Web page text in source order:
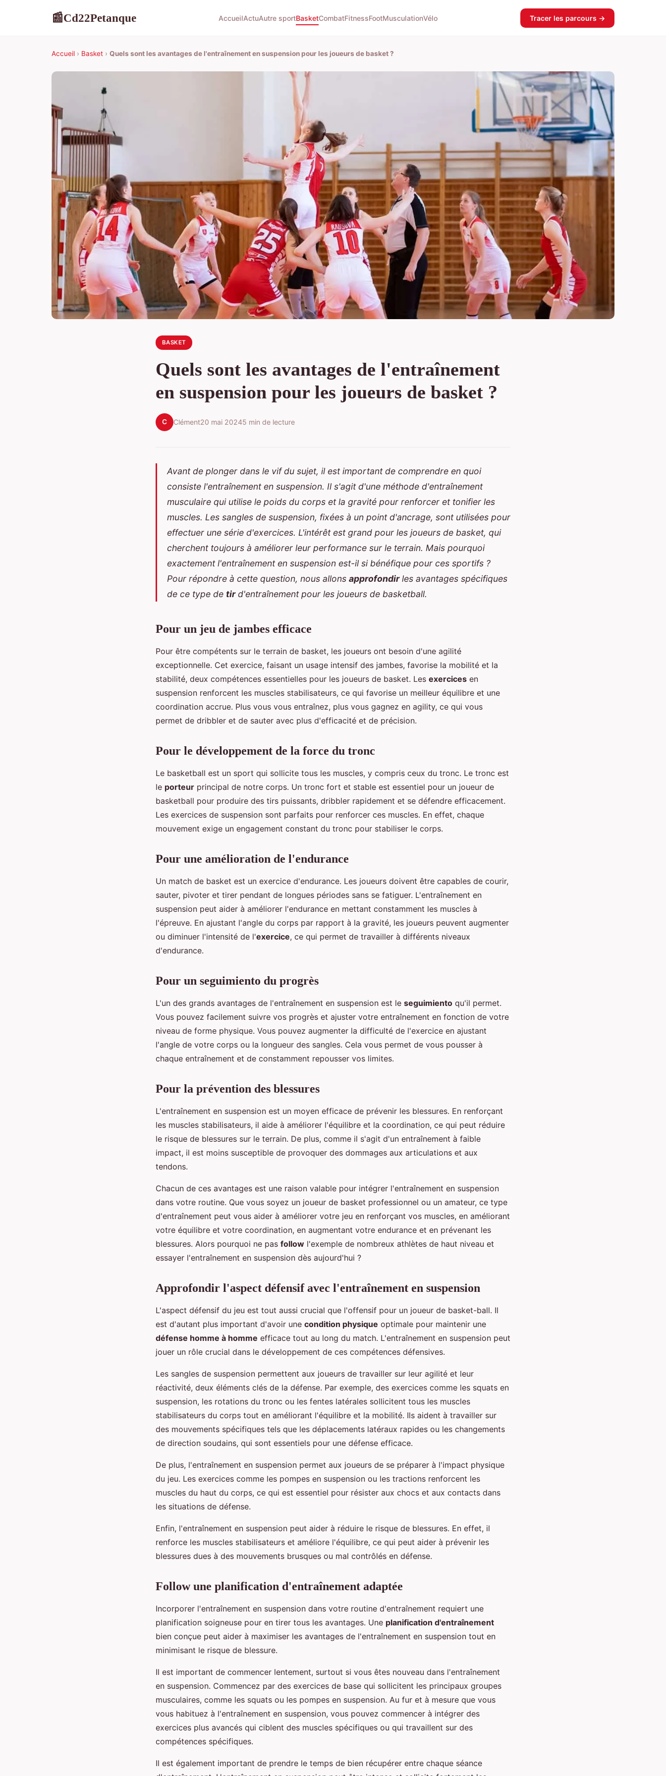
📰Cd22Petanque AccueilActuAutre sportBasketCombatFitnessFootMusculationVélo Tracer les parcours →
Accueil › Basket › Quels sont les avantages de l'entraînement en suspension pour les joueurs de basket ?
BASKET
Quels sont les avantages de l'entraînement
en suspension pour les joueurs de basket ?
C Clément20 mai 20245 min de lecture
Avant de plonger dans le vif du sujet, il est important de comprendre en quoi
consiste l'entraînement en suspension. Il s'agit d'une méthode d'entraînement
musculaire qui utilise le poids du corps et la gravité pour renforcer et tonifier les
muscles. Les sangles de suspension, fixées à un point d'ancrage, sont utilisées pour
effectuer une série d'exercices. L'intérêt est grand pour les joueurs de basket, qui
cherchent toujours à améliorer leur performance sur le terrain. Mais pourquoi
exactement l'entraînement en suspension est-il si bénéfique pour ces sportifs ?
Pour répondre à cette question, nous allons approfondirles avantages spécifiques
de ce type de tird'entraînement pour les joueurs de basketball.
Pour un jeu de jambes efficace
Pour être compétents sur le terrain de basket, les joueurs ont besoin d'une agilité
exceptionnelle. Cet exercice, faisant un usage intensif des jambes, favorise la mobilité et la
stabilité, deux compétences essentielles pour les joueurs de basket. Les exercices en
suspension renforcent les muscles stabilisateurs, ce qui favorise un meilleur équilibre et une
coordination accrue. Plus vous vous entraînez, plus vous gagnez en agility, ce qui vous
permet de dribbler et de sauter avec plus d'efficacité et de précision.
Pour le développement de la force du tronc
Le basketball est un sport qui sollicite tous les muscles, y compris ceux du tronc. Le tronc est
le porteur principal de notre corps. Un tronc fort et stable est essentiel pour un joueur de
basketball pour produire des tirs puissants, dribbler rapidement et se défendre efficacement.
Les exercices de suspension sont parfaits pour renforcer ces muscles. En effet, chaque
mouvement exige un engagement constant du tronc pour stabiliser le corps.
Pour une amélioration de l'endurance
Un match de basket est un exercice d'endurance. Les joueurs doivent être capables de courir,
sauter, pivoter et tirer pendant de longues périodes sans se fatiguer. L'entraînement en
suspension peut aider à améliorer l'endurance en mettant constamment les muscles à
l'épreuve. En ajustant l'angle du corps par rapport à la gravité, les joueurs peuvent augmenter
ou diminuer l'intensité de l'exercice, ce qui permet de travailler à différents niveaux
d'endurance.
Pour un seguimiento du progrès
L'un des grands avantages de l'entraînement en suspension est le seguimiento qu'il permet.
Vous pouvez facilement suivre vos progrès et ajuster votre entraînement en fonction de votre
niveau de forme physique. Vous pouvez augmenter la difficulté de l'exercice en ajustant
l'angle de votre corps ou la longueur des sangles. Cela vous permet de vous pousser à
chaque entraînement et de constamment repousser vos limites.
Pour la prévention des blessures
L'entraînement en suspension est un moyen efficace de prévenir les blessures. En renforçant
les muscles stabilisateurs, il aide à améliorer l'équilibre et la coordination, ce qui peut réduire
le risque de blessures sur le terrain. De plus, comme il s'agit d'un entraînement à faible
impact, il est moins susceptible de provoquer des dommages aux articulations et aux
tendons.
Chacun de ces avantages est une raison valable pour intégrer l'entraînement en suspension
dans votre routine. Que vous soyez un joueur de basket professionnel ou un amateur, ce type
d'entraînement peut vous aider à améliorer votre jeu en renforçant vos muscles, en améliorant
votre équilibre et votre coordination, en augmentant votre endurance et en prévenant les
blessures. Alors pourquoi ne pas follow l'exemple de nombreux athlètes de haut niveau et
essayer l'entraînement en suspension dès aujourd'hui ?
Approfondir l'aspect défensif avec l'entraînement en suspension
L'aspect défensif du jeu est tout aussi crucial que l'offensif pour un joueur de basket-ball. Il
est d'autant plus important d'avoir une condition physique optimale pour maintenir une
défense homme à homme efficace tout au long du match. L'entraînement en suspension peut
jouer un rôle crucial dans le développement de ces compétences défensives.
Les sangles de suspension permettent aux joueurs de travailler sur leur agilité et leur
réactivité, deux éléments clés de la défense. Par exemple, des exercices comme les squats en
suspension, les rotations du tronc ou les fentes latérales sollicitent tous les muscles
stabilisateurs du corps tout en améliorant l'équilibre et la mobilité. Ils aident à travailler sur
des mouvements spécifiques tels que les déplacements latéraux rapides ou les changements
de direction soudains, qui sont essentiels pour une défense efficace.
De plus, l'entraînement en suspension permet aux joueurs de se préparer à l'impact physique
du jeu. Les exercices comme les pompes en suspension ou les tractions renforcent les
muscles du haut du corps, ce qui est essentiel pour résister aux chocs et aux contacts dans
les situations de défense.
Enfin, l'entraînement en suspension peut aider à réduire le risque de blessures. En effet, il
renforce les muscles stabilisateurs et améliore l'équilibre, ce qui peut aider à prévenir les
blessures dues à des mouvements brusques ou mal contrôlés en défense.
Followune planification d'entraînement adaptée
Incorporer l'entraînement en suspension dans votre routine d'entraînement requiert une
planification soigneuse pour en tirer tous les avantages. Une planification d'entraînement
bien conçue peut aider à maximiser les avantages de l'entraînement en suspension tout en
minimisant le risque de blessure.
Il est important de commencer lentement, surtout si vous êtes nouveau dans l'entraînement
en suspension. Commencez par des exercices de base qui sollicitent les principaux groupes
musculaires, comme les squats ou les pompes en suspension. Au fur et à mesure que vous
vous habituez à l'entraînement en suspension, vous pouvez commencer à intégrer des
exercices plus avancés qui ciblent des muscles spécifiques ou qui travaillent sur des
compétences spécifiques.
Il est également important de prendre le temps de bien récupérer entre chaque séance